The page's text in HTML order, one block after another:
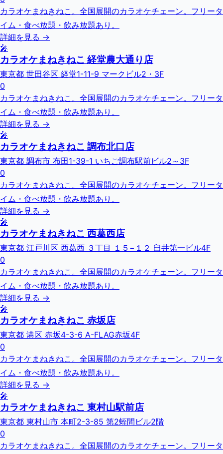
カラオケまねきねこ。全国展開のカラオケチェーン。フリータ
イム・食べ放題・飲み放題あり。
詳細を見る →
🎤
カラオケまねきねこ 経堂農大通り店
東京都 世田谷区 経堂1-11-9 マークビル2・3F
0
カラオケまねきねこ。全国展開のカラオケチェーン。フリータ
イム・食べ放題・飲み放題あり。
詳細を見る →
🎤
カラオケまねきねこ 調布北口店
東京都 調布市 布田1-39-1 いちご調布駅前ビル2～3F
0
カラオケまねきねこ。全国展開のカラオケチェーン。フリータ
イム・食べ放題・飲み放題あり。
詳細を見る →
🎤
カラオケまねきねこ 西葛西店
東京都 江戸川区 西葛西 ３丁目 １５−１２ 臼井第一ビル4F
0
カラオケまねきねこ。全国展開のカラオケチェーン。フリータ
イム・食べ放題・飲み放題あり。
詳細を見る →
🎤
カラオケまねきねこ 赤坂店
東京都 港区 赤坂4-3-6 A-FLAG赤坂4F
0
カラオケまねきねこ。全国展開のカラオケチェーン。フリータ
イム・食べ放題・飲み放題あり。
詳細を見る →
🎤
カラオケまねきねこ 東村山駅前店
東京都 東村山市 本町2-3-85 第2蛭間ビル2階
0
カラオケまねきねこ。全国展開のカラオケチェーン。フリータ